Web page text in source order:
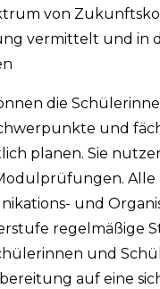
von
vermittelt und in
die
und
planen. Sie
und
regelmäßige
und
auf eine